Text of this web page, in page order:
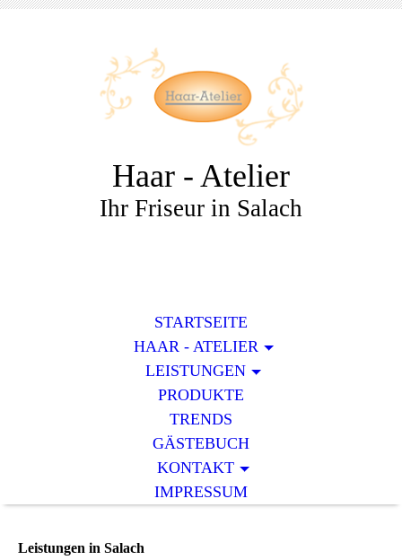
Haar - Atelier
Ihr Friseur in Salach
STARTSEITE
HAAR - ATELIER
LEISTUNGEN
PRODUKTE
TRENDS
GÄSTEBUCH
KONTAKT
IMPRESSUM
Leistungen in Salach